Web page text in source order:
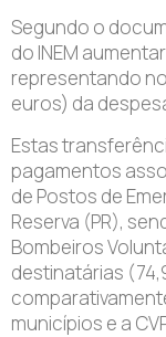
Segundo o
do INEM
representando
euros) da
Estas
pagamentos
de Postos de
Reserva (PR),
Bombeiros
destinatárias
municípios e a